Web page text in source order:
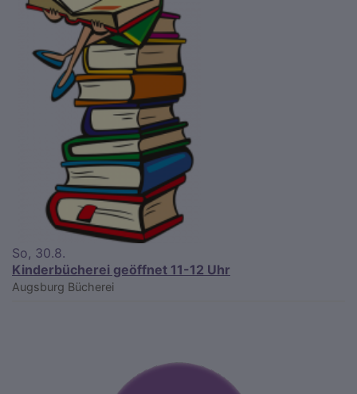
So, 30.8.
Kinderbücherei geöffnet 11-12 Uhr
Augsburg Bücherei